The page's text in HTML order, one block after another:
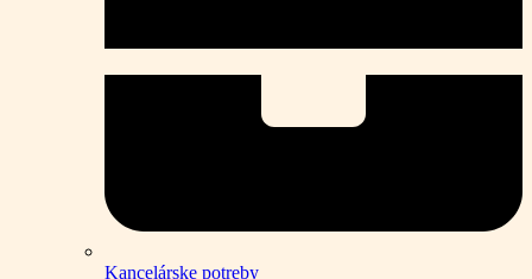
Kancelárske potreby